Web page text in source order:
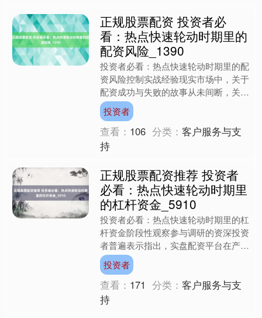
正规股票配资 投资者必
看：热点快速轮动时期里的
配资风险_1390
投资者必看：热点快速轮动时期里的配
资风险控制实战经验现实市场中，关于
配资成功与失败的故事从未间断，关键
在于投资者如何理解和运用杠杆。部分
投资者在早期追求短期收益....
投资者
查看： 106 分类：客户服务与支
持
正规股票配资推荐 投资者
必看：热点快速轮动时期里
的杠杆资金_5910
投资者必看：热点快速轮动时期里的杠
杆资金阶段性观察参与调研的资深投资
者普遍表示指出，实盘配资平台在产品
设计与风险揭示上需承担更多责任。以
平台为例，其通过多维度压....
投资者
查看： 171 分类：客户服务与支
持